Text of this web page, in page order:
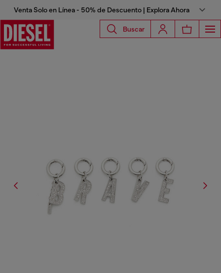
Venta Solo en Línea - 50% de Descuento | Explora Ahora
Buscar